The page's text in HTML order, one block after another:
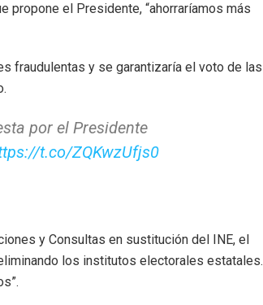
propone el Presidente, “ahorraríamos más
fraudulentas y se garantizaría el voto de las
por el Presidente
t.co/ZQKwzUfjs0
y Consultas en sustitución del INE, el
los institutos electorales estatales.